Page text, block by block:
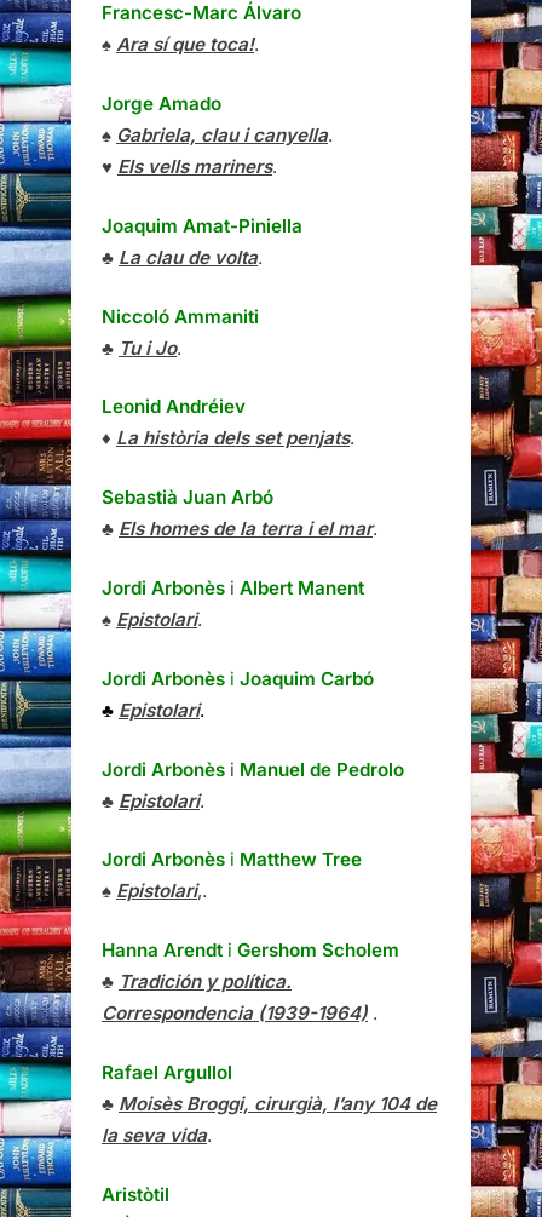
Francesc-Marc Álvaro
♠ Ara sí que toca!.
Jorge Amado
♠ Gabriela, clau i canyella.
♥ Els vells mariners.
Joaquim Amat-Piniella
♣ La clau de volta.
Niccoló Ammaniti
♣ Tu i Jo.
Leonid Andréiev
♦ La història dels set penjats.
Sebastià Juan Arbó
♣ Els homes de la terra i el mar.
Jordi Arbonès i Albert Manent
♠ Epistolari.
Jordi Arbonès i Joaquim Carbó
♣ Epistolari.
Jordi Arbonès i Manuel de Pedrolo
♣ Epistolari.
Jordi Arbonès i Matthew Tree
♠ Epistolari,.
Hanna Arendt i Gershom Scholem
♣ Tradición y política.
Correspondencia (1939-1964) .
Rafael Argullol
♣ Moisès Broggi, cirurgià, l’any 104 de
la seva vida.
Aristòtil